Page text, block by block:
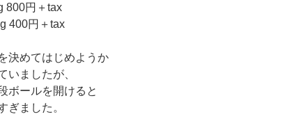
800円＋tax
400円＋tax
決めてはじめようか
いましたが、
ボールを開けると
ぎました。